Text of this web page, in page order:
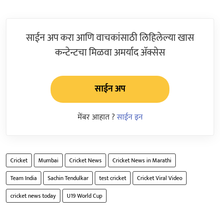
साईन अप करा आणि वाचकांसाठी लिहिलेल्या खास
कन्टेन्टचा मिळवा अमर्याद ॲक्सेस
साईन अप
मेंबर आहात ?साईन इन
Cricket Mumbai Cricket News
Cricket News in Marathi
Team India
Sachin Tendulkar test cricket
Cricket Viral Video
cricket news today
U19 World Cup